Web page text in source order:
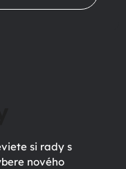
si rady s
nového